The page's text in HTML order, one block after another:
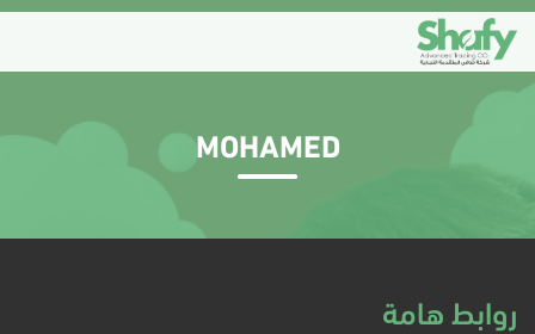
MOHAMED
روابط هامة